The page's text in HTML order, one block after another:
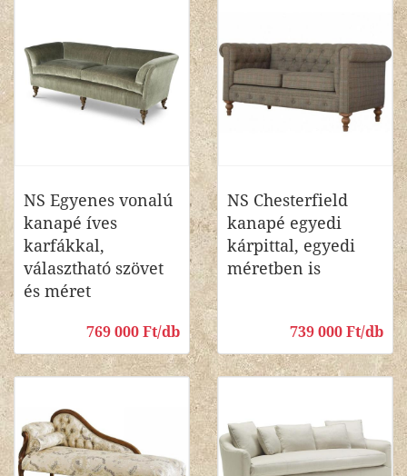
NS Egyenes vonalú
kanapé íves
karfákkal,
választható szövet
és méret
769 000 Ft/db
NS Chesterfield
kanapé egyedi
kárpittal, egyedi
méretben is
739 000 Ft/db